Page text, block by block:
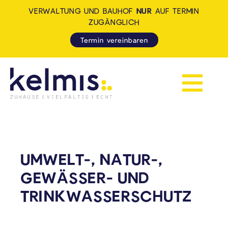
Navigation
VERWALTUNG UND BAUHOF NUR AUF TERMIN
ZUGÄNGLICH
Termin vereinbaren
UMWELT-, NATUR-,
GEWÄSSER- UND
TRINKWASSERSCHUTZ